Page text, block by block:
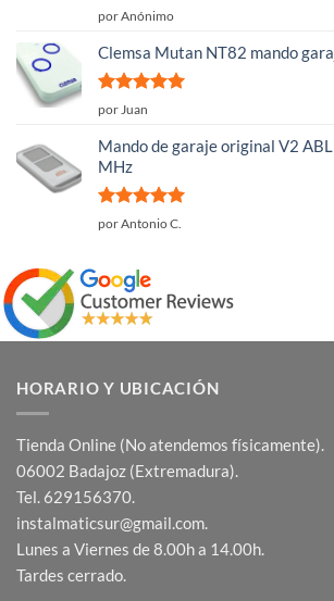
Valorado
5
por Anónimo
Clemsa Mutan NT82 mando
Valorado
por Juan
Mando de garaje original V2
MHz
Valorado
por Antonio C.
HORARIO Y UBICACIÓN
Tienda Online (No atendemos físicamente).
06002 Badajoz (Extremadura).
Tel. 629156370.
instalmaticsur@gmail.com.
Lunes a Viernes de 8.00h a 14.00h.
Tardes cerrado.